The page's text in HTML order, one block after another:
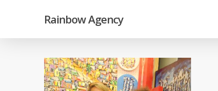
main
Rainbow Agency